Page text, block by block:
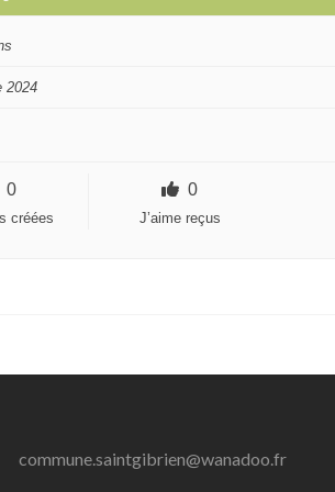
2024
0
créées
0
J’aime reçus
commune.saintgibrien@wanadoo.fr